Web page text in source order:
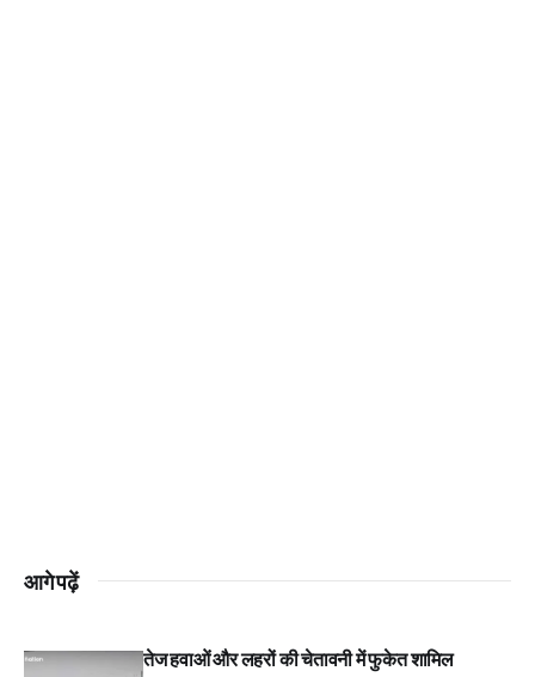
आगे पढ़ें
तेज हवाओं और लहरों की चेतावनी में फुकेत शामिल